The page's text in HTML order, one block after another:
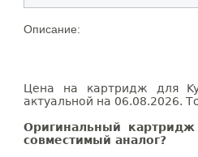
Описание:
Цена на картридж для
актуальной на 06.08.2026.
Оригинальный
совместимый аналог?